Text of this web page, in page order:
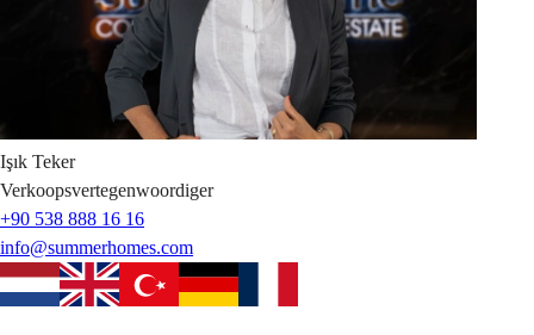
Işık Teker
Verkoopsvertegenwoordiger
+90 538 888 16 16
info@summerhomes.com